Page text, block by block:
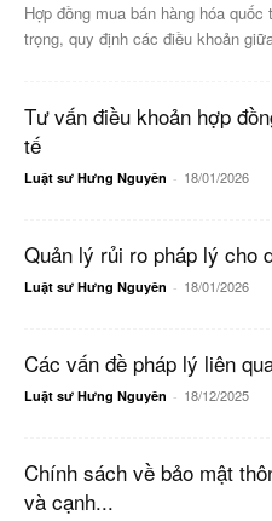
Hợp đồng mua bán hàng hóa
trọng, quy định các điều khoản
Tư vấn điều khoản hợp
tế
Luật sư Hưng Nguyên - 18/01/2026
Quản lý rủi ro pháp lý cho
Luật sư Hưng Nguyên - 18/01/2026
Các vấn đề pháp lý liên
Luật sư Hưng Nguyên - 18/12/2025
Chính sách về bảo mật
và cạnh...